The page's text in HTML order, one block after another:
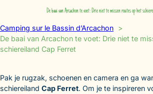
De baai van Arcachon te voet: Drie niet te missen routes op het
Camping sur le Bassin d’Arcachon
De baai van Arcachon te voet: Drie niet te
schiereiland Cap Ferret
Pak je rugzak, schoenen en camera en ga
schiereiland Cap Ferret. Om je te inspireren